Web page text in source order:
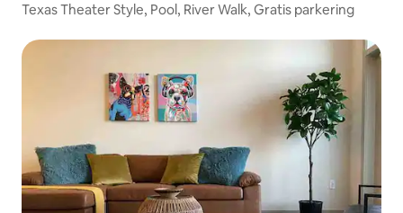
Texas Theater Style, Pool, River Walk, Gratis parkering